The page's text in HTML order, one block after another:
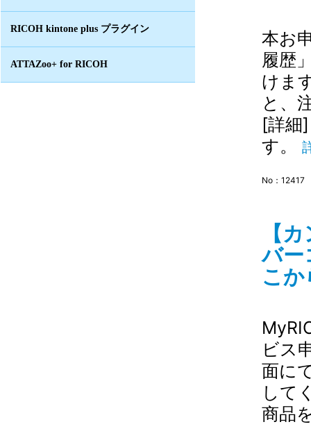
RICOH kintone plus プラグイン
ATTAZoo+ for RICOH
本お
履歴
けま
と、
[詳細
す。
No：12417
【
バー
こ
ビス
面に
して
商品